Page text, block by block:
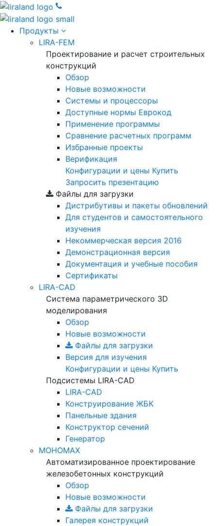
Продукты
LIRA-FEM
Проектирование и расчет строительных
конструкций
Обзор
Новые возможности
Cистемы и процессоры
Доступные нормы Еврокод
Применение программы
Сравнение расчетных программ
Избранные проекты
Верификация
Конфигурации и цены Купить
Запросить презентацию
Файлы для загрузки
Дистрибутивы и пакеты обновлений
Для студентов и самостоятельного
изучения
Некоммерческая версия 2016
Демонстрационная версия
Документация и учебные пособия
Сертификаты
LIRA-CAD
Система параметрического 3D
моделирования
Обзор
Новые возможности
Файлы для загрузки
Версия для изучения
Конфигурации и цены Купить
Подсистемы LIRA-CAD
LIRA-CAD
Конструирование ЖБК
Панельные здания
Конструктор сечений
Генератор
МОНОМАХ
Автоматизированное проектирование
железобетонных конструкций
Обзор
Новые возможности
Файлы для загрузки
Галерея конструкций